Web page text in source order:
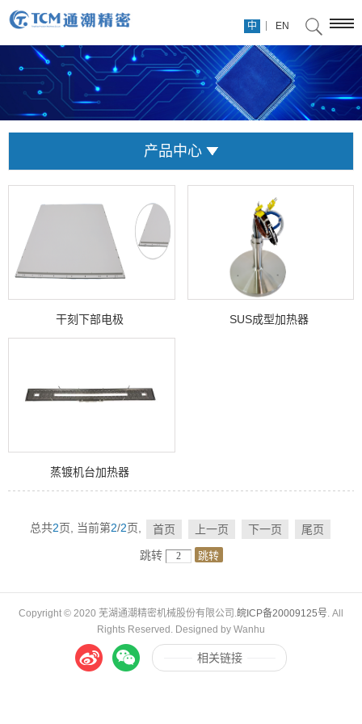
中 EN
产品中心
干刻下部电极 SUS成型加热器
蒸镀机台加热器
总共2页, 当前第2/2页, 首页 上一页 下一页
尾页
跳转
Copyright © 2020 芜湖通潮精密机械股份有限公司. 皖ICP备20009125号 . All
Rights Reserved. Designed by Wanhu
相关链接